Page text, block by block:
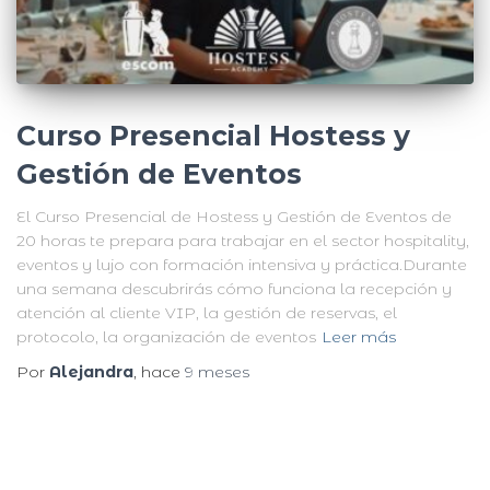
Curso Presencial Hostess y
Gestión de Eventos
El Curso Presencial de Hostess y Gestión de Eventos de
20 horas te prepara para trabajar en el sector hospitality,
eventos y lujo con formación intensiva y práctica.Durante
una semana descubrirás cómo funciona la recepción y
atención al cliente VIP, la gestión de reservas, el
protocolo, la organización de eventos Leer más
Por Alejandra, hace 9 meses